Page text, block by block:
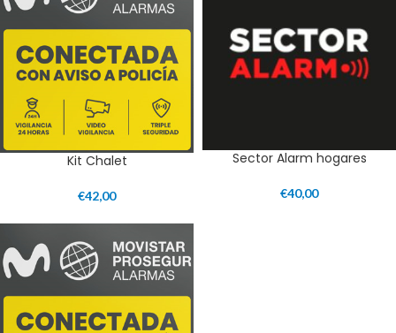
Kit Chalet
€42,00
Sector Alarm hogares
€40,00